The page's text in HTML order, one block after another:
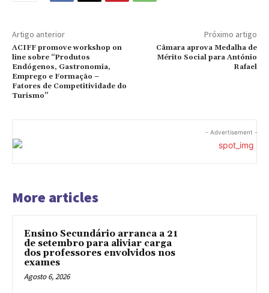
Artigo anterior
ACIFF promove workshop on
line sobre “Produtos
Endógenos, Gastronomia,
Emprego e Formação –
Fatores de Competitividade do
Turismo”
Próximo artigo
Câmara aprova Medalha de
Mérito Social para António
Rafael
- Advertisement -
More articles
Ensino Secundário arranca a 21
de setembro para aliviar carga
dos professores envolvidos nos
exames
Agosto 6, 2026